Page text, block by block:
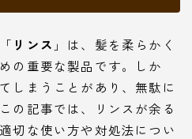
リンス 」は、髪を柔らかく
の重要な製品です。しか
しまうことがあり、無駄に
の記事では、リンスが余る
切な使い方や対処法につい